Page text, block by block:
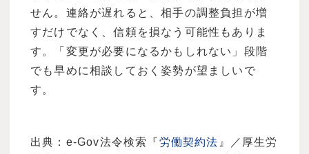
せん。連絡が遅れると、相手の調整負担が増
すだけでなく、信頼を損なう可能性もありま
す。「変更が必要になるかもしれない」段階
でも早めに相談しておく姿勢が望ましいで
す。
出典：e-Gov法令検索『労働契約法 』／厚生労